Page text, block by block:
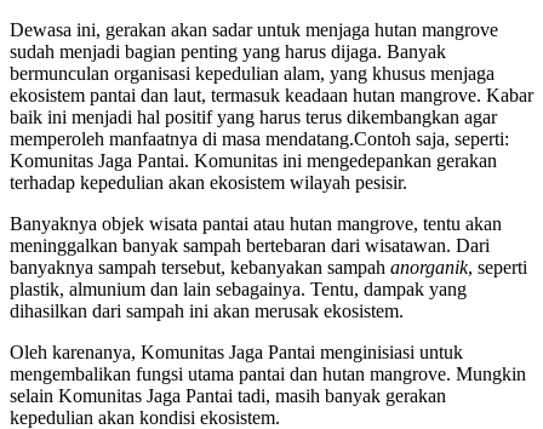
Dewasa ini, gerakan akan sadar untuk menjaga hutan mangrove
sudah menjadi bagian penting yang harus dijaga. Banyak
bermunculan organisasi kepedulian alam, yang khusus menjaga
ekosistem pantai dan laut, termasuk keadaan hutan mangrove. Kabar
baik ini menjadi hal positif yang harus terus dikembangkan agar
memperoleh manfaatnya di masa mendatang.Contoh saja, seperti:
Komunitas Jaga Pantai. Komunitas ini mengedepankan gerakan
terhadap kepedulian akan ekosistem wilayah pesisir.
Banyaknya objek wisata pantai atau hutan mangrove, tentu akan
meninggalkan banyak sampah bertebaran dari wisatawan. Dari
banyaknya sampah tersebut, kebanyakan sampah anorganik, seperti
plastik, almunium dan lain sebagainya. Tentu, dampak yang
dihasilkan dari sampah ini akan merusak ekosistem.
Oleh karenanya, Komunitas Jaga Pantai menginisiasi untuk
mengembalikan fungsi utama pantai dan hutan mangrove. Mungkin
selain Komunitas Jaga Pantai tadi, masih banyak gerakan
kepedulian akan kondisi ekosistem.